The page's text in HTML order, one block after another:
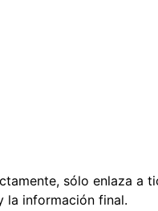
sólo enlaza a
la información final.